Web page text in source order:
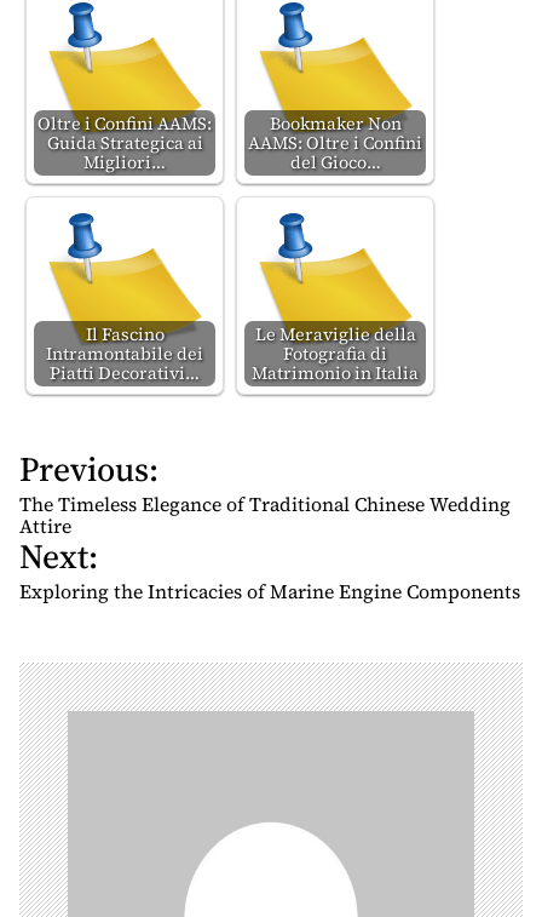
Oltre i Confini AAMS:
Guida Strategica ai
Migliori…
Bookmaker Non
AAMS: Oltre i Confini
del Gioco…
Il Fascino
Intramontabile dei
Piatti Decorativi…
Le Meraviglie della
Fotografia di
Matrimonio in Italia
P
o
s
t
n
v
i
g
a
t
i
o
n
Previous:
The Timeless Elegance of Traditional Chinese Wedding
Attire
Next:
Exploring the Intricacies of Marine Engine Components